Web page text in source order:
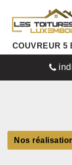
COUVREUR 5
Nos